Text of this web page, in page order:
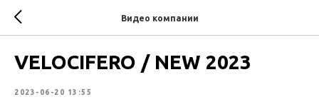
Видео компании
VELOCIFERO / NEW 2023
2023-06-20 13:55